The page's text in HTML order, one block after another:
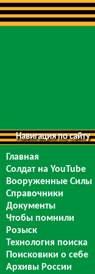
Навигация по сайту
Главная
Солдат на YouTube
Вооруженные Силы
Справочники
Документы
Чтобы помнили
Розыск
Технология поиска
Поисковики о себе
Архивы России